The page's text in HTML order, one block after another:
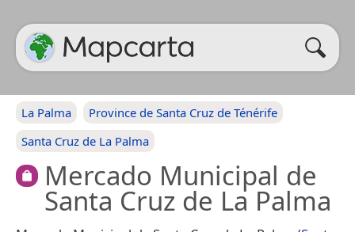
La Palma
Province de Santa Cruz de Ténérife
Santa Cruz de La Palma
Mercado Municipal de
Santa Cruz de La Palma